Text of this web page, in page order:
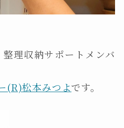
理収納サポートメンバ
(R)松本みつよです。